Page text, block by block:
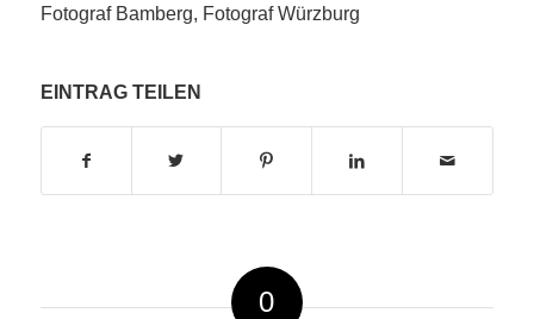
Fotograf Bamberg, Fotograf Würzburg
EINTRAG TEILEN
0